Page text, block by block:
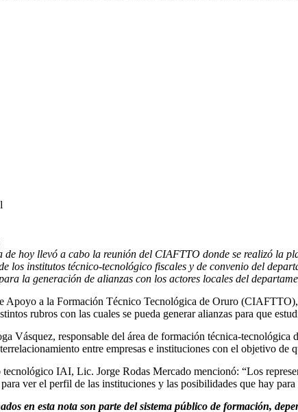
hoy llevó a cabo la reunión del CIAFTTO donde se realizó la
los institutos técnico-tecnológico fiscales y de convenio del
la generación de alianzas con los actores locales del
Apoyo a la Formación Técnico Tecnológica de Oruro
rubros con las cuales se pueda generar alianzas para que
Vásquez, responsable del área de formación técnica-
entre empresas e instituciones con el objetivo de
IAI, Lic. Jorge Rodas Mercado mencionó: “Los
ver el perfil de las instituciones y las posibilidades que hay para
en esta nota son parte del sistema público de formación,